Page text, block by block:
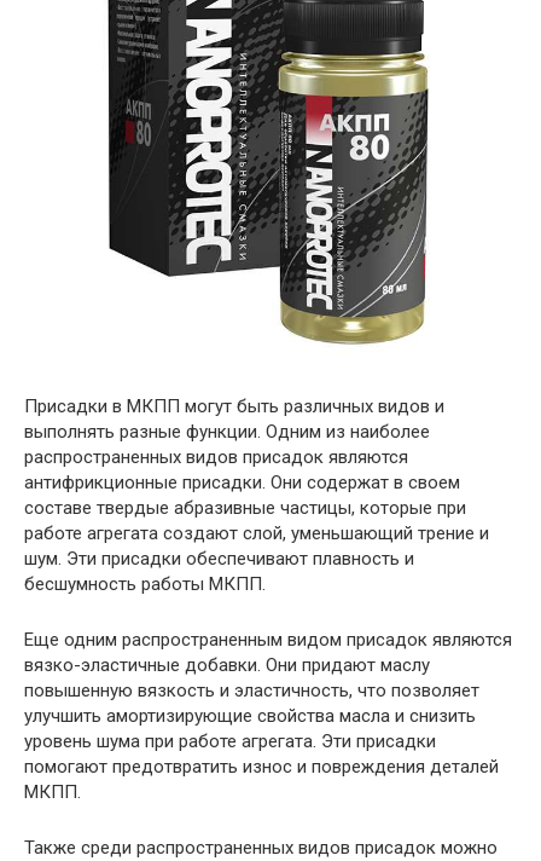
Присадки в МКПП могут быть различных видов и
выполнять разные функции. Одним из наиболее
распространенных видов присадок являются
антифрикционные присадки. Они содержат в своем
составе твердые абразивные частицы, которые при
работе агрегата создают слой, уменьшающий трение и
шум. Эти присадки обеспечивают плавность и
бесшумность работы МКПП.
Еще одним распространенным видом присадок являются
вязко-эластичные добавки. Они придают маслу
повышенную вязкость и эластичность, что позволяет
улучшить амортизирующие свойства масла и снизить
уровень шума при работе агрегата. Эти присадки
помогают предотвратить износ и повреждения деталей
МКПП.
Также среди распространенных видов присадок можно